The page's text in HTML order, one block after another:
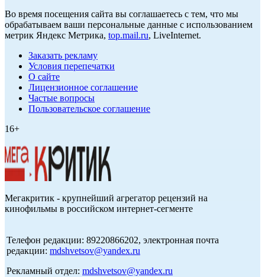
Во время посещения сайта вы соглашаетесь с тем, что мы
обрабатываем ваши персональные данные с использованием
метрик Яндекс Метрика, top.mail.ru, LiveInternet.
Заказать рекламу
Условия перепечатки
О сайте
Лицензионное соглашение
Частые вопросы
Пользовательское соглашение
16+
Мегакритик - крупнейший агрегатор рецензий на
кинофильмы в российском интернет-сегменте
Телефон редакции: 89220866202, электронная почта
редакции: mdshvetsov@yandex.ru
Рекламный отдел: mdshvetsov@yandex.ru